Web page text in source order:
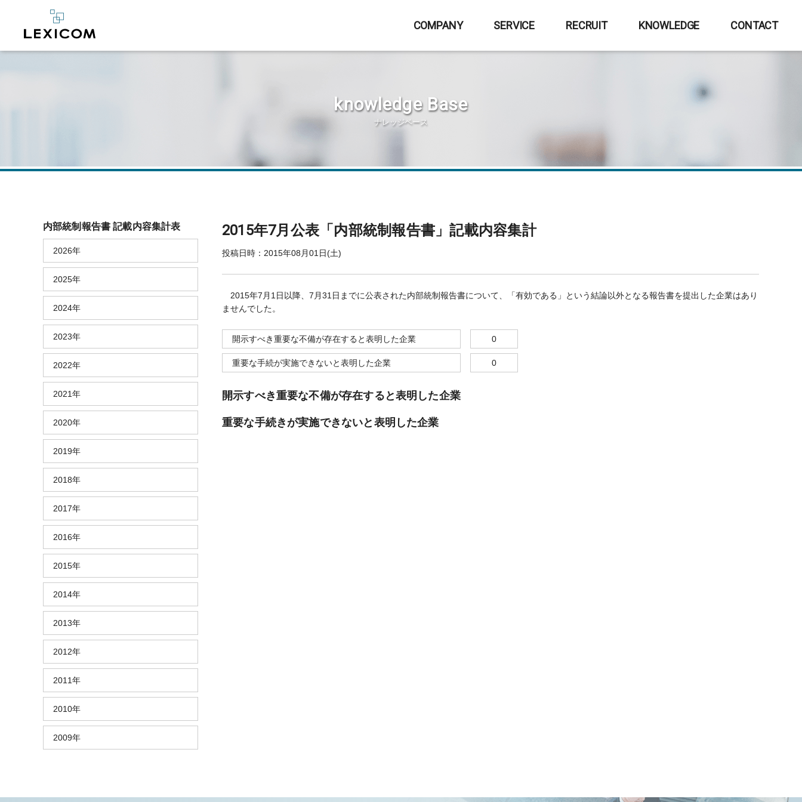
COMPANY SERVICE RECRUIT KNOWLEDGE CONTACT
knowledge Base
ナレッジベース
内部統制報告書 記載内容集計表
2026年
2025年
2024年
2023年
2022年
2021年
2020年
2019年
2018年
2017年
2016年
2015年
2014年
2013年
2012年
2011年
2010年
2009年
2015年7月公表「内部統制報告書」記載内容集計
投稿日時：2015年08月01日(土)
2015年7月1日以降、7月31日までに公表された内部統制報告書について、「有効である」という結論以外となる報告書を提出した企業はあり
ませんでした。
開示すべき重要な不備が存在すると表明した企業 0
重要な手続が実施できないと表明した企業 0
開示すべき重要な不備が存在すると表明した企業
重要な手続きが実施できないと表明した企業